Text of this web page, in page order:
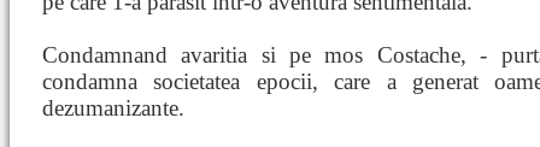
Condamnand avaritia si pe mos Costache, -
condamna societatea epocii, care a generat
dezumanizante.